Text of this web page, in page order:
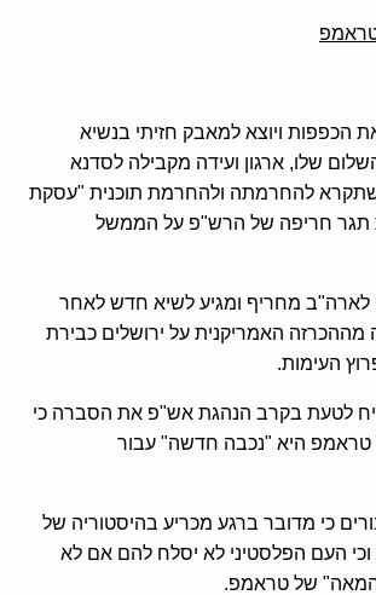
הכפפות ויוצא למאבק חזיתי בנשיא
שלו, ארגון ועידה מקבילה לסדנא
שתקרא להחרמתה ולהחרמת תוכנית "עסקת
תגר חריפה של הרש"פ על הממשל
לארה"ב מחריף ומגיע לשיא חדש לאחר
האמריקנית על ירושלים כבירת
העימות.
לטעת בקרב הנהגת אש"פ את הסברה כי
היא "נכבה חדשה" עבור
כי מדובר ברגע מכריע בהיסטוריה של
וכי העם הפלסטיני לא יסלח להם אם לא
המאה" של טראמפ.